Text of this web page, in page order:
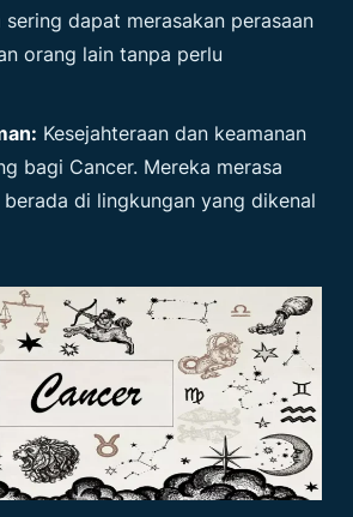
sering dapat merasakan perasaan
orang lain tanpa perlu
Kesejahteraan dan keamanan
bagi Cancer. Mereka merasa
berada di lingkungan yang dikenal